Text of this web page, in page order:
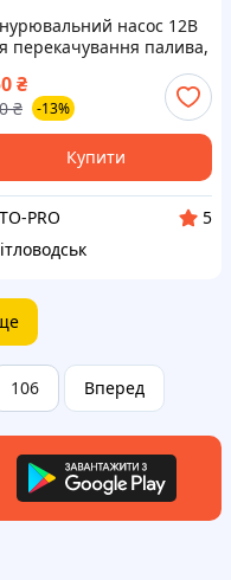
насос 12В
перекачування палива,
пістолетом
40л/хв
₴
₴ -13%
Купити
PRO
5
106 Вперед